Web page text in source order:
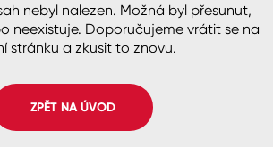
+420 800 145 555Po – Pá: 8:00–15:00
Slovensko Polsko Worldwide
nebyl nalezen. Možná byl přesunut,
neexistuje. Doporučujeme vrátit se na
stránku a zkusit to znovu.
ZPĚT NA ÚVOD